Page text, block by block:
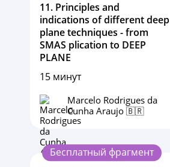
11. Principles and
indications of different deep
plane techniques - from
SMAS plication to DEEP
PLANE
15 минут
Marcelo Rodrigues da
Cunha Araujo 🇧🇷
Бесплатный фрагмент